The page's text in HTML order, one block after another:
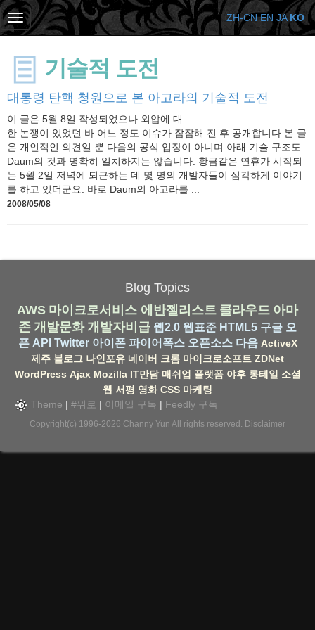
기술적 도전
대통령 탄핵 청원으로 본 아고라의 기술적 도전
이 글은 5월 8일 작성되었으나 외압에 대
한 논쟁이 있었던 바 어느 정도 이슈가 잠잠해 진 후 공개합니다.본 글
은 개인적인 의견일 뿐 다음의 공식 입장이 아니며 아래 기술 구조도
Daum의 것과 명확히 일치하지는 않습니다. 황금같은 연휴가 시작되
는 5월 2일 저녁에 퇴근하는 데 몇 명의 개발자들이 심각하게 이야기
를 하고 있더군요. 바로 Daum의 아고라를 ...
2008/05/08
Blog Topics
AWS 마이크로서비스 에반젤리스트 클라우드 아마
존 개발문화 개발자비급 웹2.0 웹표준 HTML5 구글 오
픈 API Twitter 아이폰 파이어폭스 오픈소스 다음 ActiveX
제주 블로그 나인포유 네이버 크롬 마이크로소프트 ZDNet
WordPress Ajax Mozilla IT만담 매쉬업 플랫폼 야후 롱테일 소셜
웹 서평 영화 CSS 마케팅
Theme | #위로 | 이메일 구독 | Feedly 구독
Copyright(c) 1996-2026 Channy Yun All rights reserved. Disclaimer
ZH-CN EN JA KO